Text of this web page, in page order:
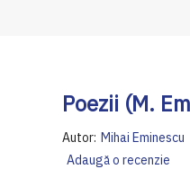
Poezii (M.
Autor: Mihai Eminescu
Adaugă o recenzie